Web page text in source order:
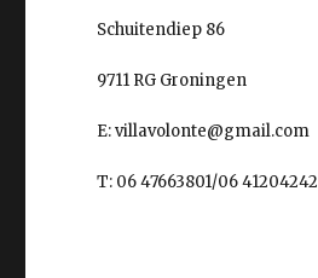
Schuitendiep 86
9711 RG Groningen
E: villavolonte@gmail.com
T: 06 47663801/06 41204242